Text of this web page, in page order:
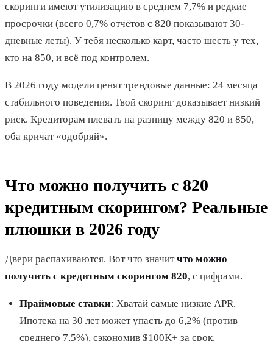
скоринги имеют утилизацию в среднем 7,7% и редкие
просрочки (всего 0,7% отчётов с 820 показывают 30-
дневные леты). У тебя несколько карт, часто шесть у тех,
кто на 850, и всё под контролем.
В 2026 году модели ценят трендовые данные: 24 месяца
стабильного поведения. Твой скоринг доказывает низкий
риск. Кредиторам плевать на разницу между 820 и 850,
оба кричат «одобряй».
Что можно получить с 820
кредитным скорингом? Реальные
плюшки в 2026 году
Двери распахиваются. Вот что значитчто можно
получить с кредитным скорингом 820, с цифрами.
Праймовые ставки: Хватай самые низкие APR.
Ипотека на 30 лет может упасть до 6,2% (против
среднего 7,5%), сэкономив $100K+ за срок.